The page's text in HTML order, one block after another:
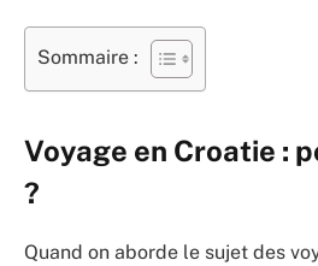
Sommaire :
Voyage en Croatie :
?
Quand on aborde le sujet des